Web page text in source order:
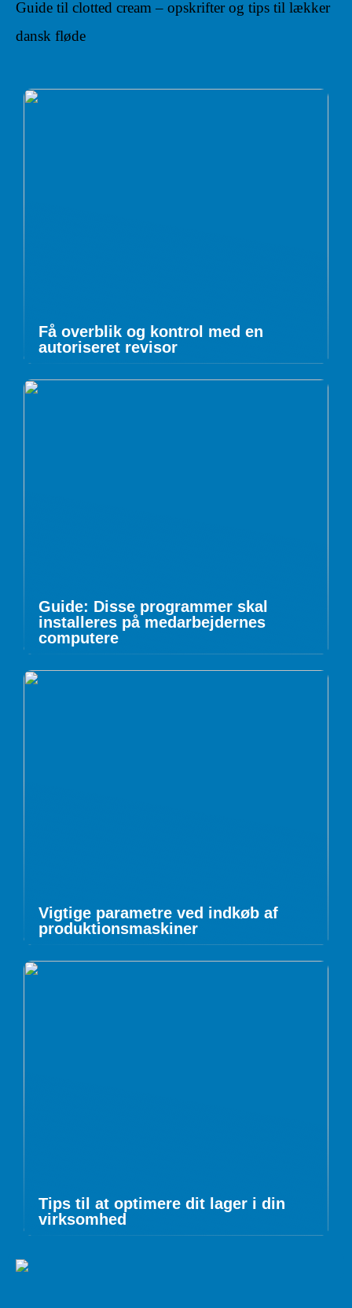
Guide til clotted cream – opskrifter og tips til lækker
dansk fløde
Få overblik og kontrol med en
autoriseret revisor
Guide: Disse programmer skal
installeres på medarbejdernes
computere
Vigtige parametre ved indkøb af
produktionsmaskiner
Tips til at optimere dit lager i din
virksomhed